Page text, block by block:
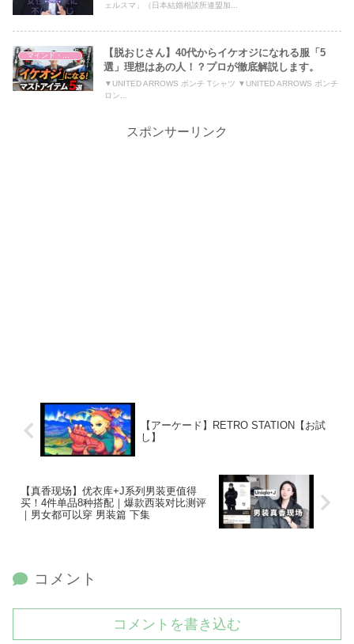
ェルスマ」（日本結婚相談所連盟加...
【脱おじさん】40代からイケオジになれる服「5
選」理想はあの人！？プロが徹底解説します。
▼UNITED ARROWS ポンチ Tシャツ ▼UNITED ARROWS ポンチ
ロン...
スポンサーリンク
【アーケード】RETRO STATION【お試
し】
【真香现场】优衣库+J系列男装更值得
买！4件单品8种搭配｜爆款西装对比测评
｜男女都可以穿 男装篇 下集
コメント
コメントを書き込む